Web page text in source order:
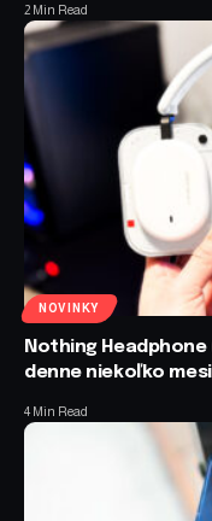
2 Min Read
NOVINKY
Nothing
denne niekoľko
4 Min Read